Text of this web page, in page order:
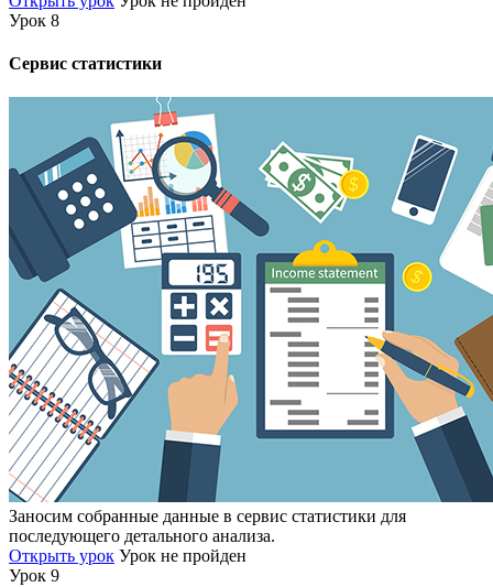
Урок 8
Сервис статистики
Заносим собранные данные в сервис статистики для
последующего детального анализа.
Открыть урок Урок не пройден
Урок 9